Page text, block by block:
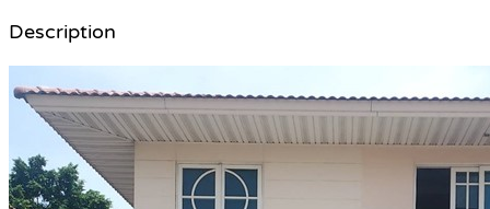
Description